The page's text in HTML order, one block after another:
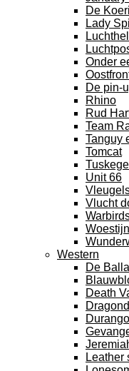
De
Lady
Onder
De pin-
Rhino
Rud
Team
Tanguy
Tomcat
Unit 66
Vlucht
Western
De
Death
Durango
Leather